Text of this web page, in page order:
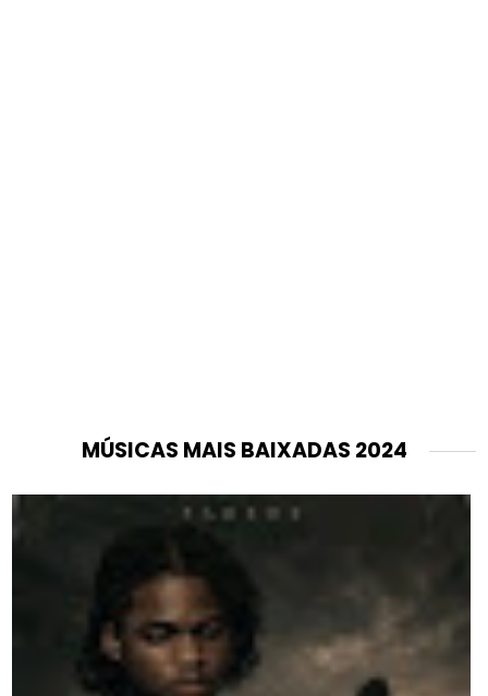
MÚSICAS MAIS BAIXADAS 2024